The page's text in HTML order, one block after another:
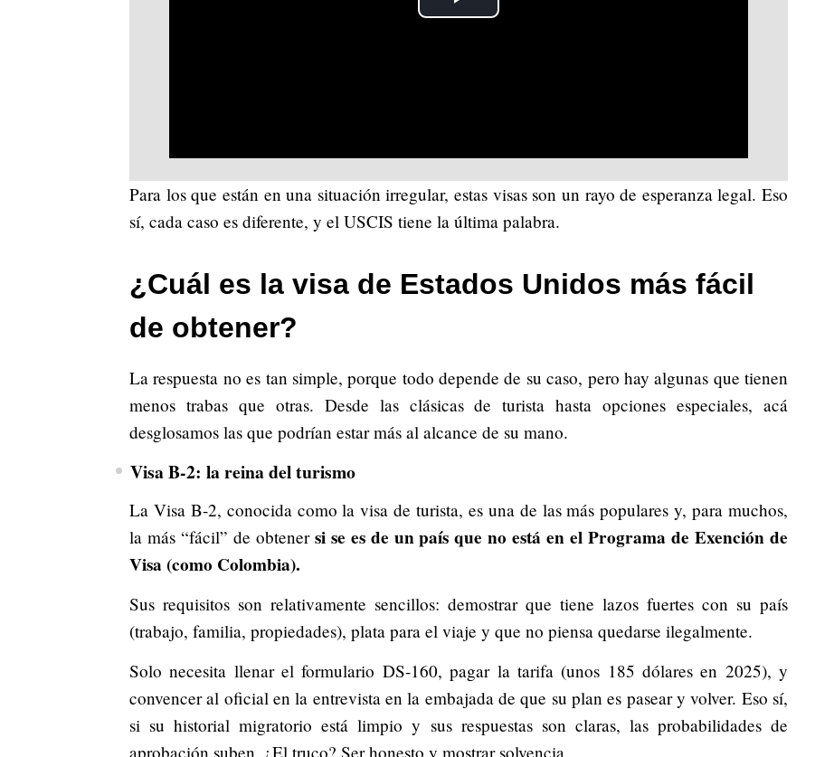
Play
Para los que están en una situación irregular, estas visas son un rayo de esperanza legal. Eso
sí, cada caso es diferente, y el USCIS tiene la última palabra.
¿Cuál es la visa de Estados Unidos más fácil
de obtener?
La respuesta no es tan simple, porque todo depende de su caso, pero hay algunas que tienen
menos trabas que otras. Desde las clásicas de turista hasta opciones especiales, acá
desglosamos las que podrían estar más al alcance de su mano.
Visa B-2: la reina del turismo
La Visa B-2, conocida como la visa de turista, es una de las más populares y, para muchos,
la más “fácil” de obtener si se es de un país que no está en el Programa de Exención de
Visa (como Colombia).
Sus requisitos son relativamente sencillos: demostrar que tiene lazos fuertes con su país
(trabajo, familia, propiedades), plata para el viaje y que no piensa quedarse ilegalmente.
Solo necesita llenar el formulario DS-160, pagar la tarifa (unos 185 dólares en 2025), y
convencer al oficial en la entrevista en la embajada de que su plan es pasear y volver. Eso sí,
si su historial migratorio está limpio y sus respuestas son claras, las probabilidades de
aprobación suben. ¿El truco? Ser honesto y mostrar solvencia.